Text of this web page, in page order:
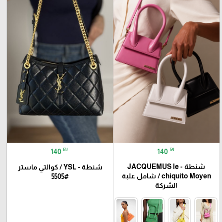
140 ₪
شنطة - JACQUEMUS le
chiquito Moyen / شامل علبة
الشركة
140 ₪
شنطة - YSL / كوالتي ماستر
#5505